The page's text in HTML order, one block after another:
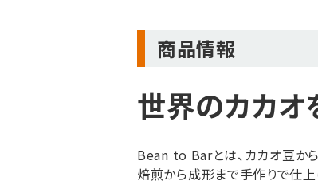
商品情報
世界のカカオ
Bean to Barとは、カカオ豆か
焙煎から成形まで手作りで仕上